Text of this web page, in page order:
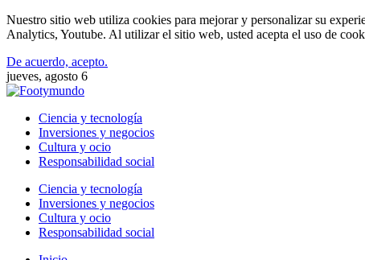
Nuestro sitio web utiliza cookies para mejorar y personalizar su
Analytics, Youtube. Al utilizar el sitio web, usted acepta el uso de
De acuerdo, acepto.
jueves, agosto 6
Ciencia y tecnología
Inversiones y negocios
Cultura y ocio
Responsabilidad social
Ciencia y tecnología
Inversiones y negocios
Cultura y ocio
Responsabilidad social